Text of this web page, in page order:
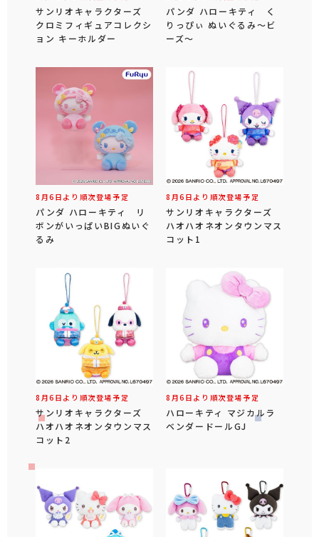
サンリオキャラクターズ
クロミフィギュアコレクシ
ョン キーホルダー
パンダ ハローキティ く
りっぴぃ ぬいぐるみ～ビ
ーズ～
8月6日より順次登場予定
パンダ ハローキティ リ
ボンがいっぱいBIGぬいぐ
るみ
8月6日より順次登場予定
サンリオキャラクターズ
ハオハオネオンタウンマス
コット1
8月6日より順次登場予定
サンリオキャラクターズ
ハオハオネオンタウンマス
コット2
8月6日より順次登場予定
ハローキティ マジカルラ
ベンダードールGJ